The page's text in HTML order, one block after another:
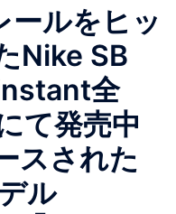
ールをヒッ
Nike SB
全
て発売中
スされた
ル